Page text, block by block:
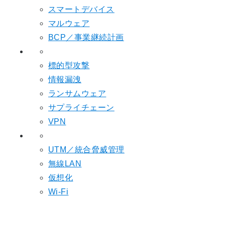
スマートデバイス
マルウェア
BCP／事業継続計画
標的型攻撃
情報漏洩
ランサムウェア
サプライチェーン
VPN
UTM／統合脅威管理
無線LAN
仮想化
Wi-Fi